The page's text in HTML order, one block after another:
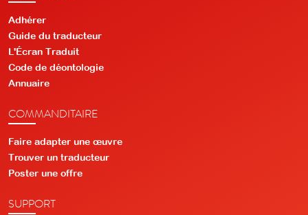
Adhérer
Guide du traducteur
L'Écran Traduit
Code de déontologie
Annuaire
COMMANDITAIRE
Faire adapter une œuvre
Trouver un traducteur
Poster une offre
SUPPORT